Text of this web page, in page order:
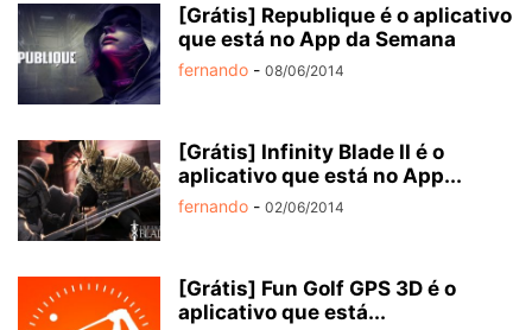
[Grátis] Republique é o aplicativo
que está no App da Semana
fernando - 08/06/2014
[Grátis] Infinity Blade II é o
aplicativo que está no App...
fernando - 02/06/2014
[Grátis] Fun Golf GPS 3D é o
aplicativo que está...